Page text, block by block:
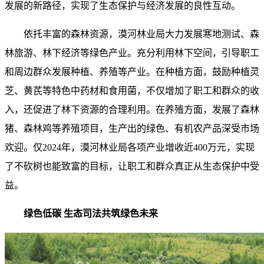
发展的新路径，实现了生态保护与经济发展的良性互动。
依托丰富的森林资源，漠河林业局大力发展寒地测试、森
林旅游、林下经济等绿色产业。充分利用林下空间，引导职工
和周边群众发展种植、养殖等产业。在种植方面，鼓励种植灵
芝、黄芪等特色中药材和食用菌，不仅增加了职工和群众的收
入，还促进了林下资源的合理利用。在养殖方面，发展了森林
猪、森林鸡等养殖项目，生产出的绿色、有机农产品深受市场
欢迎。仅2024年，漠河林业局各项产业增收近400万元，实现
了不砍树也能致富的目标，让职工和群众真正从生态保护中受
益。
绿色低碳 生态司法共筑绿色未来